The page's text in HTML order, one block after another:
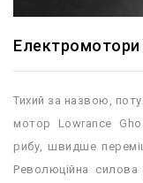
Електромотори
Тихий за назвою,
мотор Lowrance
рибу, швидше
Революційна